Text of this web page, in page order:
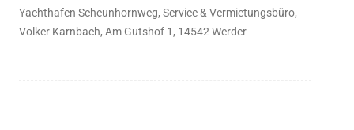
Yachthafen Scheunhornweg, Service & Vermietungsbüro,
Volker Karnbach, Am Gutshof 1, 14542 Werder